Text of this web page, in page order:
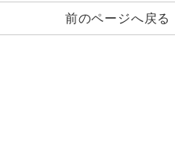
前のページへ戻る